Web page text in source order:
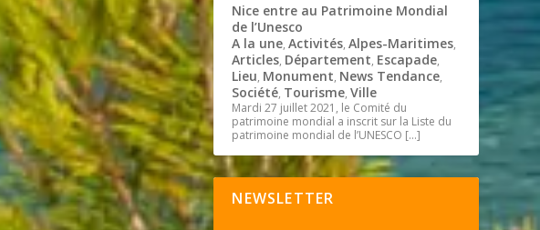
Nice entre au Patrimoine Mondial
de l’Unesco
A la une,Activités,Alpes-Maritimes,
Articles, Département, Escapade,
Lieu, Monument, News Tendance,
Société, Tourisme,Ville
Mardi 27 juillet 2021, le Comité du
patrimoine mondial a inscrit sur la Liste du
patrimoine mondial de l’UNESCO […]
NEWSLETTER